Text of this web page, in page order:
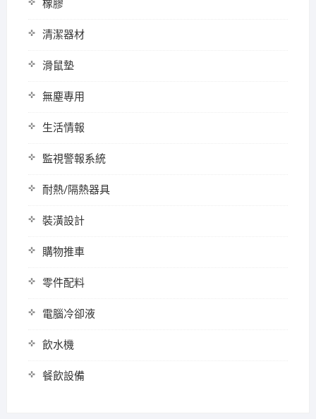
橡膠
清潔器材
滑鼠墊
無塵專用
生活情報
監視警報系統
耐熱/隔熱器具
裝潢設計
購物推車
零件配料
電腦冷卻液
飲水機
餐飲設備